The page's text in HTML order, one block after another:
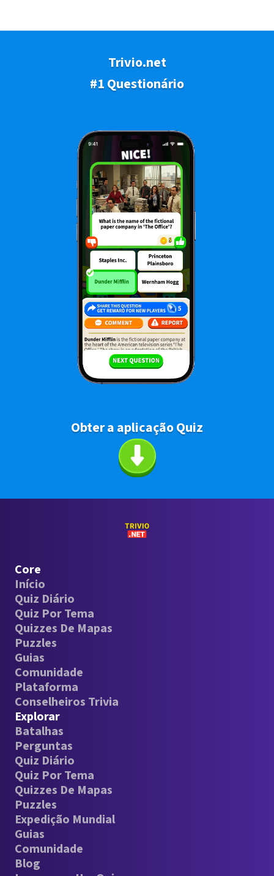
Trivio.net
#1 Questionário
Obter a aplicação Quiz
Core
Início
Quiz Diário
Quiz Por Tema
Quizzes De Mapas
Puzzles
Guias
Comunidade
Plataforma
Conselheiros Trivia
Explorar
Batalhas
Perguntas
Quiz Diário
Quiz Por Tema
Quizzes De Mapas
Puzzles
Expedição Mundial
Guias
Comunidade
Blog